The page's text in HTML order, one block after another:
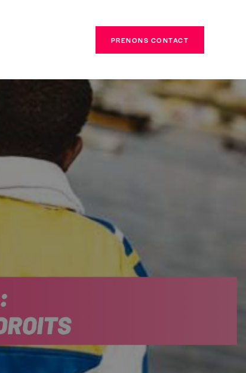
PRENONS CONTACT